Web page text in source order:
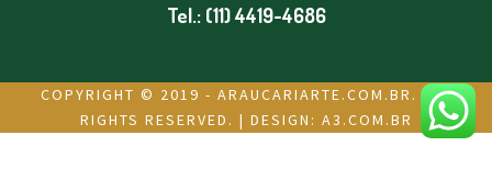
Tel.: (11) 4419-4686
COPYRIGHT © 2019 - ARAUCARIARTE.COM.BR. ALL
RIGHTS RESERVED. | DESIGN: A3.COM.BR